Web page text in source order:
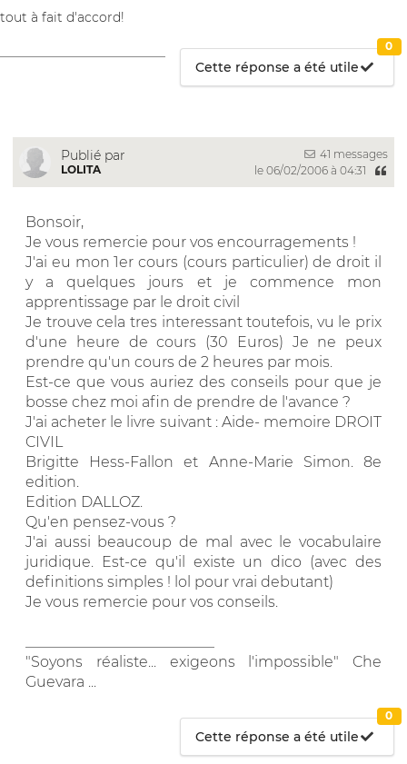
tout à fait d'accord!
Cette réponse a été utile
0
Publié par
LOLITA
41 messages
le 06/02/2006 à 04:31
Bonsoir,
Je vous remercie pour vos encourragements !
J'ai eu mon 1er cours (cours particulier) de droit il
y a quelques jours et je commence mon
apprentissage par le droit civil
Je trouve cela tres interessant toutefois, vu le prix
d'une heure de cours (30 Euros) Je ne peux
prendre qu'un cours de 2 heures par mois.
Est-ce que vous auriez des conseils pour que je
bosse chez moi afin de prendre de l'avance ?
J'ai acheter le livre suivant : Aide- memoire DROIT
CIVIL
Brigitte Hess-Fallon et Anne-Marie Simon. 8e
edition.
Edition DALLOZ.
Qu'en pensez-vous ?
J'ai aussi beaucoup de mal avec le vocabulaire
juridique. Est-ce qu'il existe un dico (avec des
definitions simples ! lol pour vrai debutant)
Je vous remercie pour vos conseils.
"Soyons réaliste... exigeons l'impossible" Che
Guevara ...
Cette réponse a été utile
0